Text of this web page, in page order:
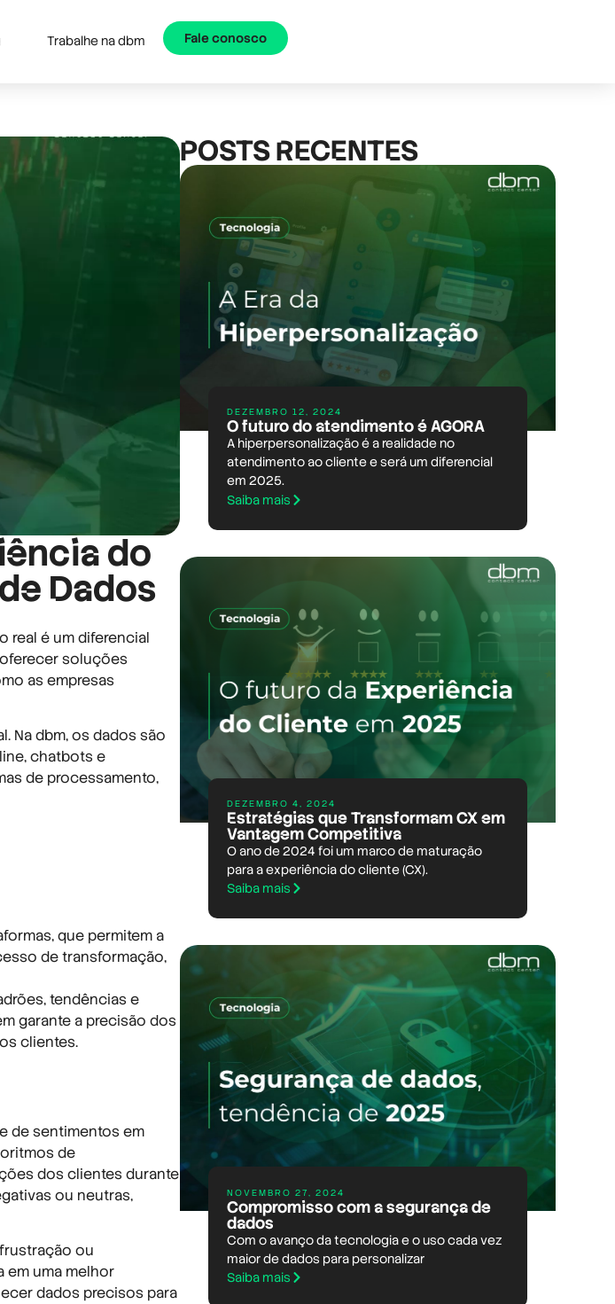
Trabalhe na dbm Fale conosco
do
Dados
real é um diferencial
soluções
as empresas
Na dbm, os dados são
chatbots e
de processamento,
que permitem a
de transformação,
tendências e
garante a precisão dos
clientes.
de sentimentos em
de
dos clientes durante
ou neutras,
ou
em uma melhor
dados precisos para
POSTS RECENTES
DEZEMBRO 12, 2024
O futuro do atendimento é AGORA
A hiperpersonalização é a realidade no
atendimento ao cliente e será um diferencial
em 2025.
Saiba mais
DEZEMBRO 4, 2024
Estratégias que Transformam CX em
Vantagem Competitiva
O ano de 2024 foi um marco de maturação
para a experiência do cliente (CX).
Saiba mais
NOVEMBRO 27, 2024
Compromisso com a segurança de
dados
Com o avanço da tecnologia e o uso cada vez
maior de dados para personalizar
Saiba mais